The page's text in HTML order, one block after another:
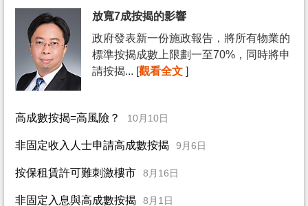
放寬7成按揭的影響
政府發表新一份施政報告，將所有物業的
標準按揭成數上限劃一至70%，同時將申
請按揭... [觀看全文 ]
高成數按揭=高風險？ 10月10日
非固定收入人士申請高成數按揭 9月6日
按保租賃許可難刺激樓市 8月16日
非固定入息與高成數按揭 8月1日